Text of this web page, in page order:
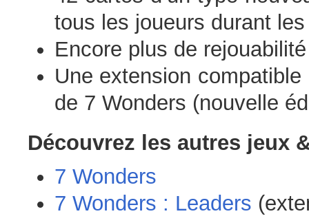
tous les joueurs durant
Encore plus de
Une extension
de 7 Wonders (nouvelle
Découvrez les autres jeux
7 Wonders
7 Wonders : Leaders